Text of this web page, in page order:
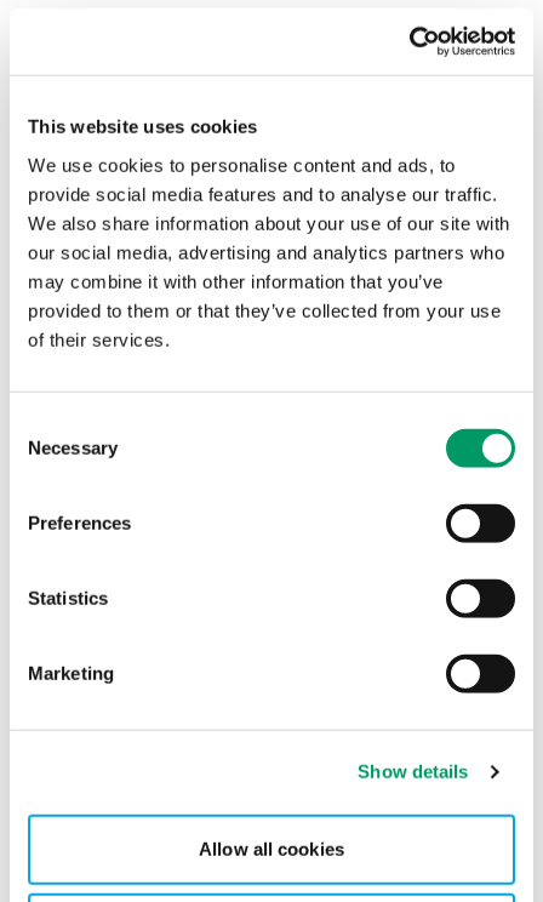
This website uses cookies
We use cookies to personalise content and ads, to
provide social media features and to analyse our traffic.
We also share information about your use of our site with
our social media, advertising and analytics partners who
may combine it with other information that you’ve
provided to them or that they’ve collected from your use
of their services.
Selection
Necessary
Preferences
Statistics
Marketing
Show details
Allow all cookies
Når bør dere gjennomføre en
dobbel vesentlighetsanalyse?
En dobbel vesentlighetsanalyse er særlig relevant dersom:
Dere errapporteringspliktigeetter CSRD
Dere er i startfasen avbærekraftsarbeidetog trenger
tydelige prioriteringer
Dere skal oppdatere strategier, mål eller
handlingsplaner
Styret etterspør bedre oversikt over